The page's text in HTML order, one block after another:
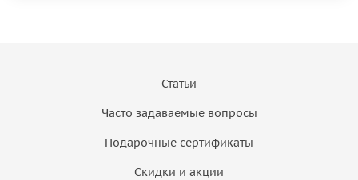
Статьи
Часто задаваемые вопросы
Подарочные сертификаты
Скидки и акции